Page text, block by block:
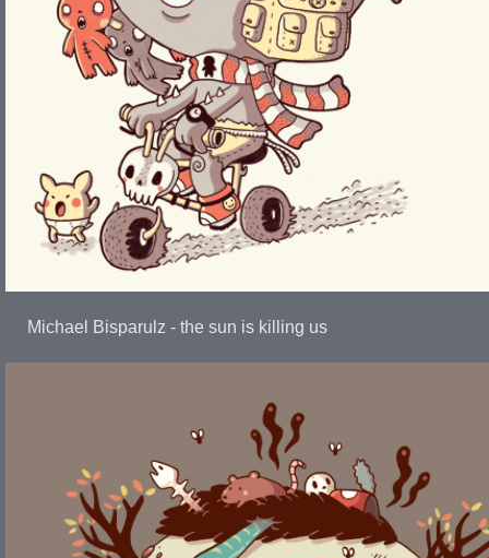
Michael Bisparulz - the sun is killing us